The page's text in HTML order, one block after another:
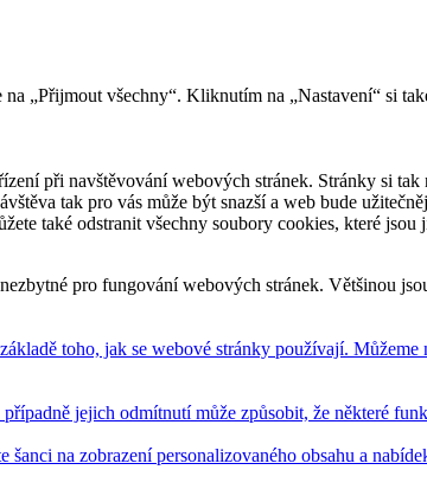
„Přijmout všechny“. Kliknutím na „Nastavení“ si
při navštěvování webových stránek. Stránky si
tak pro vás může být snazší a web bude
také odstranit všechny soubory cookies, které jsou
pro fungování webových stránek. Většinou
toho, jak se webové stránky používají.
jejich odmítnutí může způsobit, že některé
na zobrazení personalizovaného obsahu a